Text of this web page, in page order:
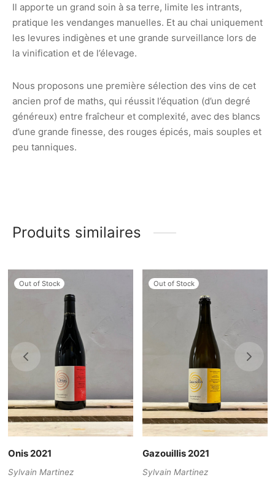
Il apporte un grand soin à sa terre, limite les intrants,
pratique les vendanges manuelles. Et au chai uniquement
les levures indigènes et une grande surveillance lors de
la vinification et de l’élevage.
Nous proposons une première sélection des vins de cet
ancien prof de maths, qui réussit l’équation (d’un degré
généreux) entre fraîcheur et complexité, avec des blancs
d’une grande finesse, des rouges épicés, mais souples et
peu tanniques.
Produits similaires
Out of Stock
Onis 2021
Sylvain Martinez
Out of Stock
Gazouillis 2021
Sylvain Martinez